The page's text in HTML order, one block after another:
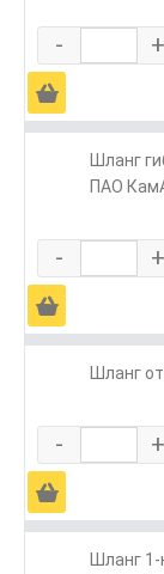
- +
Ä
Шланг
ПАО
- +
Ä
Шланг
- +
Ä
Шланг